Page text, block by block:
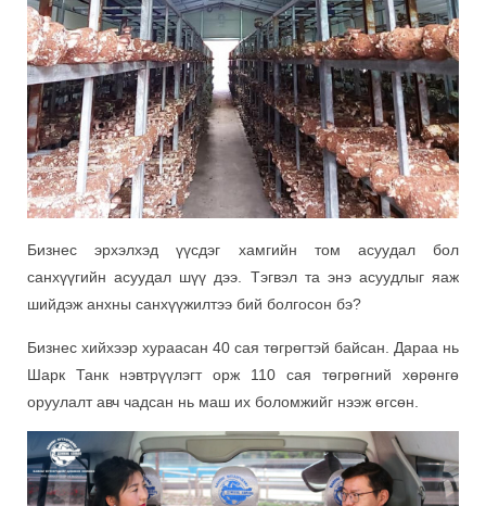
Бизнес эрхэлхэд үүсдэг хамгийн том асуудал бол
санхүүгийн асуудал шүү дээ. Тэгвэл та энэ асуудлыг яаж
шийдэж анхны санхүүжилтээ бий болгосон бэ?
Бизнес хийхээр хураасан 40 сая төгрөгтэй байсан. Дараа нь
Шарк Танк нэвтрүүлэгт орж 110 сая төгрөгний хөрөнгө
оруулалт авч чадсан нь маш их боломжийг нээж өгсөн.